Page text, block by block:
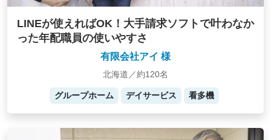
LINEが使えればOK！大手請求ソフトで叶わなか
った年配職員の使いやすさ
有限会社アイ 様
北海道／約120名
グループホーム デイサービス 看多機